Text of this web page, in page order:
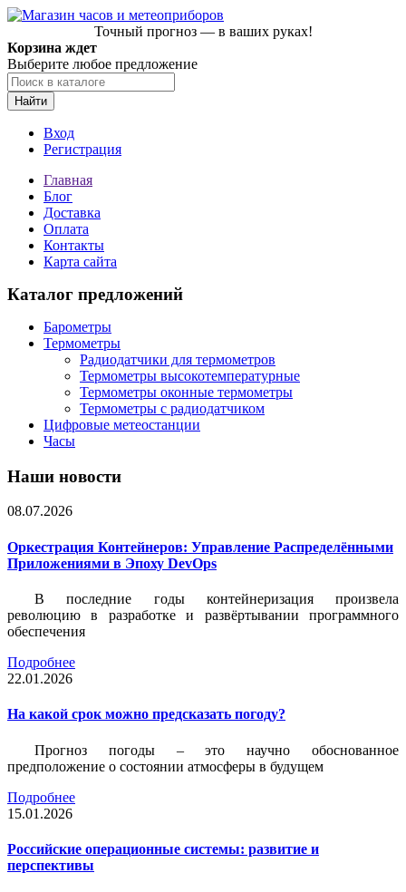
Точный прогноз — в ваших руках!
Корзина ждет
Выберите любое предложение
Найти
Вход
Регистрация
Главная
Блог
Доставка
Оплата
Контакты
Карта сайта
Каталог предложений
Барометры
Термометры
Радиодатчики для термометров
Термометры высокотемпературные
Термометры оконные термометры
Термометры с радиодатчиком
Цифровые метеостанции
Часы
Наши новости
08.07.2026
Оркестрация Контейнеров: Управление Распределёнными
Приложениями в Эпоху DevOps
В последние годы контейнеризация произвела
революцию в разработке и развёртывании программного
обеспечения
Подробнее
22.01.2026
На какой срок можно предсказать погоду?
Прогноз погоды – это научно обоснованное
предположение о состоянии атмосферы в будущем
Подробнее
15.01.2026
Российские операционные системы: развитие и
перспективы